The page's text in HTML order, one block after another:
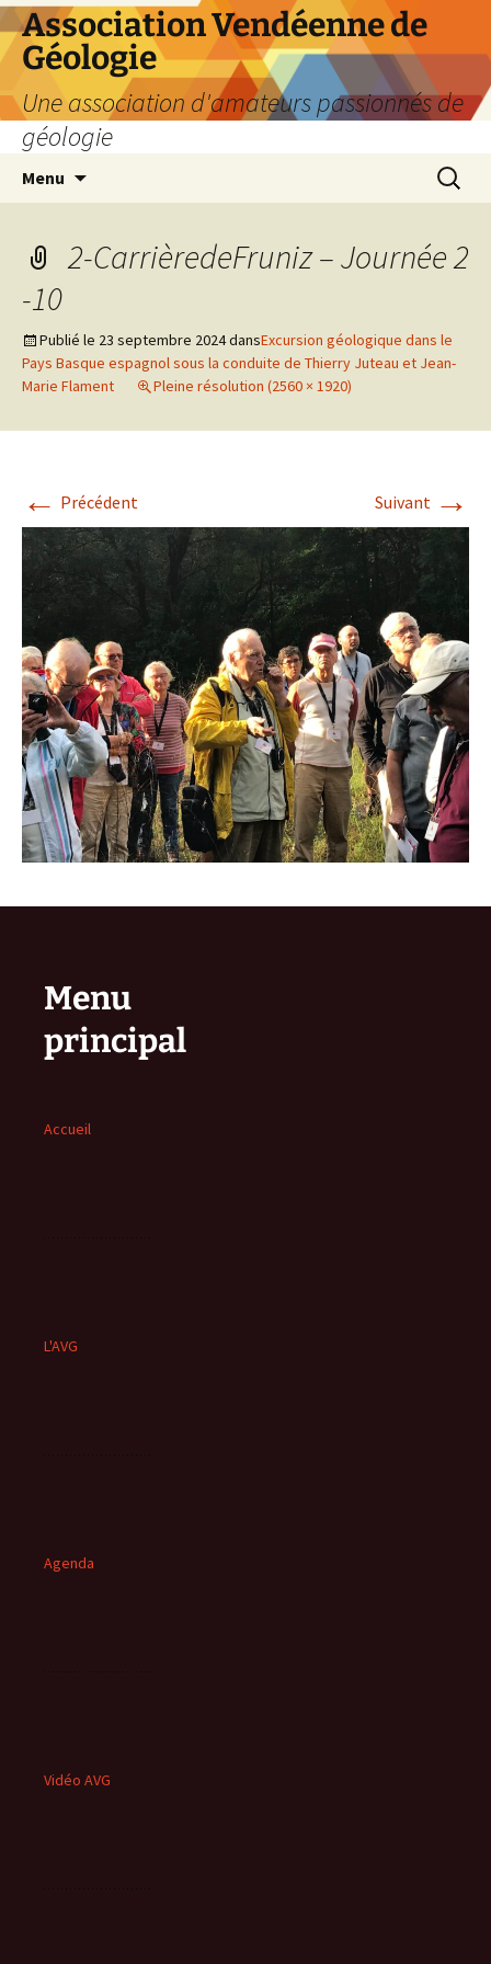
Aller
au
contenu
Association Vendéenne de
Géologie
Une association d'amateurs passionnés de
géologie
Menu
2-CarrièredeFruniz – Journée 2
-10
Publié le 23 septembre 2024dansExcursion géologique dans le
Pays Basque espagnol sous la conduite de Thierry Juteau et Jean-
Marie Flament
Pleine résolution (2560 × 1920)
← Précédent Suivant →
Menu
principal
Accueil
L'AVG
Agenda
Vidéo AVG